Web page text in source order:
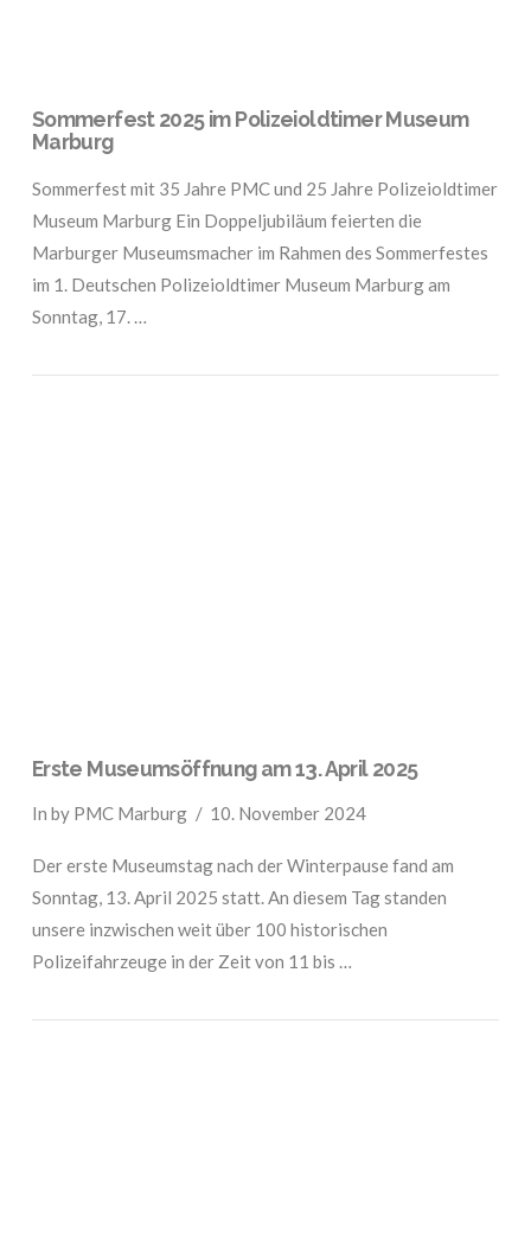
Sommerfest 2025 im Polizeioldtimer Museum
Marburg
Sommerfest mit 35 Jahre PMC und 25 Jahre Polizeioldtimer
Museum Marburg Ein Doppeljubiläum feierten die
Marburger Museumsmacher im Rahmen des Sommerfestes
im 1. Deutschen Polizeioldtimer Museum Marburg am
Sonntag, 17. …
Erste Museumsöffnung am 13. April 2025
In by PMC Marburg 10. November 2024
Der erste Museumstag nach der Winterpause fand am
Sonntag, 13. April 2025 statt. An diesem Tag standen
unsere inzwischen weit über 100 historischen
Polizeifahrzeuge in der Zeit von 11 bis …